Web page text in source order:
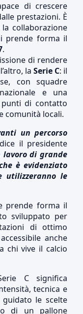
di crescere
prestazioni. È
collaborazione
prende forma il
.
di rendere
la Serie C: il
con squadre
e una
di contatto
comunità locali.
un percorso
il presidente
lavoro di grande
è evidenziato
utilizzeranno le
prende forma il
sviluppato per
di ottimo
anche
chi vive il calcio
C significa
tecnica e
le scelte
di un pallone